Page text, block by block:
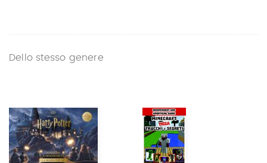
Dello stesso genere